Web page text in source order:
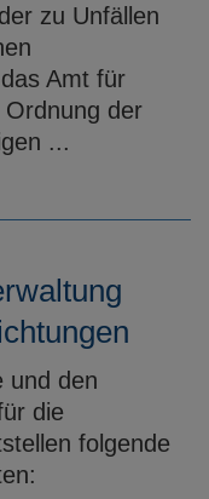
zu Unfällen
Amt für
der
...
und den
die
folgende